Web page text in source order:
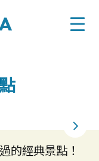
的經典景點！